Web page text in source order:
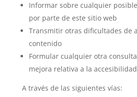
Informar sobre cualquier
por parte de este sitio web
Transmitir otras dificultades de
contenido
Formular cualquier otra
mejora relativa a la
A través de las siguientes vías: